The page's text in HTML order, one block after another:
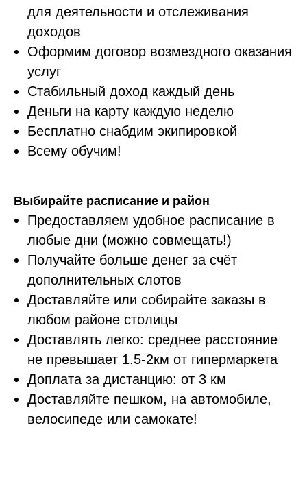
для деятельности и отслеживания
доходов
Оформим договор возмездного оказания
услуг
Стабильный доход каждый день
Деньги на карту каждую неделю
Бесплатно снабдим экипировкой
Всему обучим!
Выбирайте расписание и район
Предоставляем удобное расписание в
любые дни (можно совмещать!)
Получайте больше денег за счёт
дополнительных слотов
Доставляйте или собирайте заказы в
любом районе столицы
Доставлять легко: среднее расстояние
не превышает 1.5-2км от гипермаркета
Доплата за дистанцию: от 3 км
Доставляйте пешком, на автомобиле,
велосипеде или самокате!